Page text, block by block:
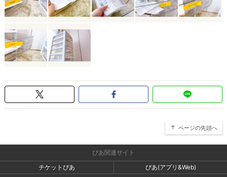
ページの先頭へ
ぴあ関連サイト
チケットぴあ
ぴあ(アプリ&Web)